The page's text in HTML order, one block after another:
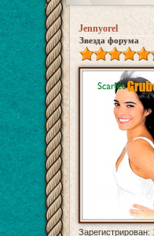
Jennyorel
Звезда форума
Зарегистрирован: